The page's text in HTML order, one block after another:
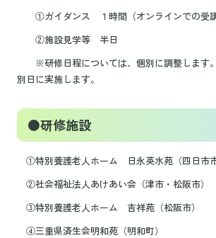
①ガイダンス １時間（オンラインでの受講
②施設見学等 半日
※研修日程については、個別に調整します
別日に実施します。
●研修施設
①特別養護老人ホーム 日永英水苑（四日市市
②社会福祉法人あけあい会（津市・松阪市）
③特別養護老人ホーム 吉祥苑（松阪市）
④三重県済生会明和苑（明和町）